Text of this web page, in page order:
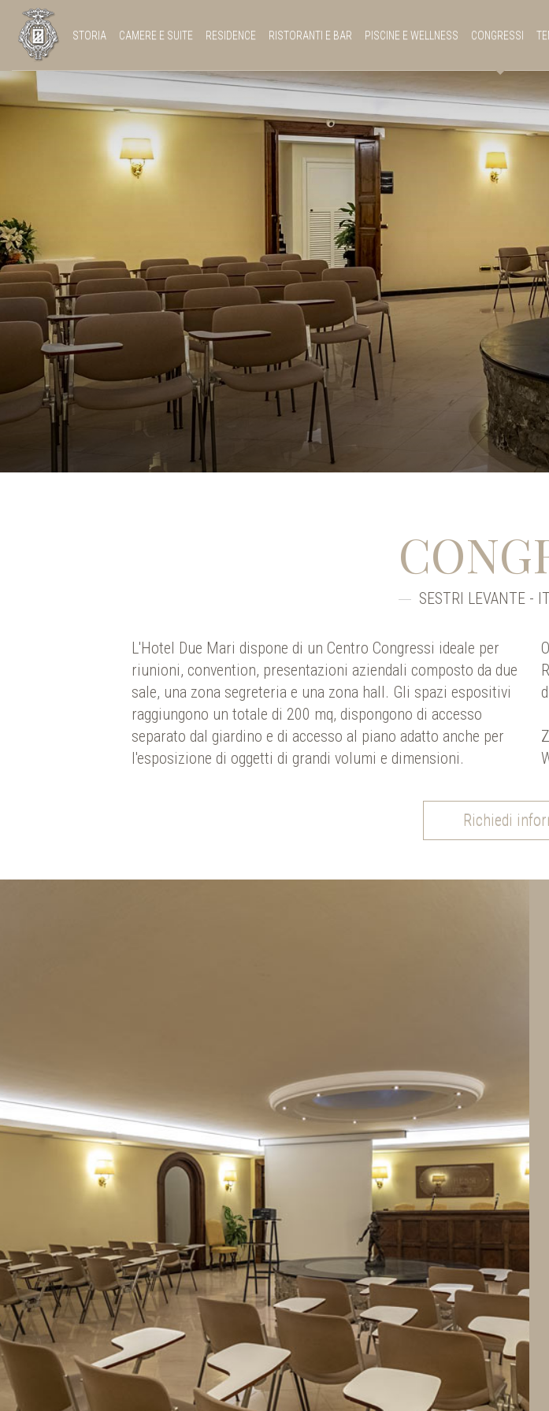
STORIA CAMERE E SUITE RESIDENCE RISTORANTI E BAR PISCINE E WELLNESS CONGRESSI
SESTRI LEVANTE -
L'Hotel Due Mari dispone di un Centro Congressi ideale per
riunioni, convention, presentazioni aziendali composto da due
sale, una zona segreteria e una zona hall. Gli spazi espositivi
raggiungono un totale di 200 mq, dispongono di accesso
separato dal giardino e di accesso al piano adatto anche per
l'esposizione di oggetti di grandi volumi e dimensioni.
Richiedi